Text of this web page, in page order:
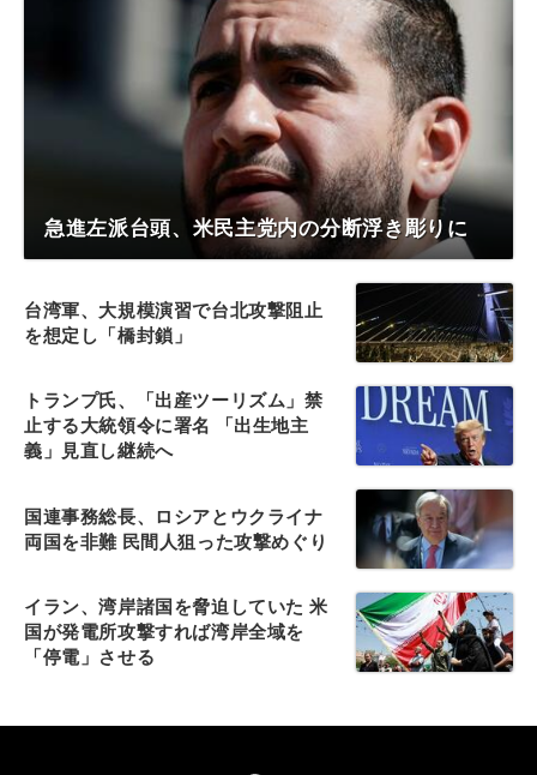
急進左派台頭、米民主党内の分断浮き彫りに
台湾軍、大規模演習で台北攻撃阻止
を想定し「橋封鎖」
トランプ氏、「出産ツーリズム」禁
止する大統領令に署名 「出生地主
義」見直し継続へ
国連事務総長、ロシアとウクライナ
両国を非難 民間人狙った攻撃めぐり
イラン、湾岸諸国を脅迫していた 米
国が発電所攻撃すれば湾岸全域を
「停電」させる